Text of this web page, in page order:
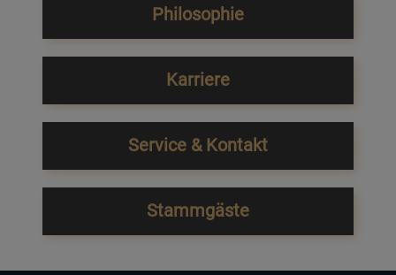
Philosophie
Karriere
Service & Kontakt
Stammgäste